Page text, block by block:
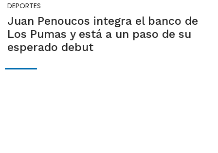
DEPORTES
Juan Penoucos integra el banco de
Los Pumas y está a un paso de su
esperado debut